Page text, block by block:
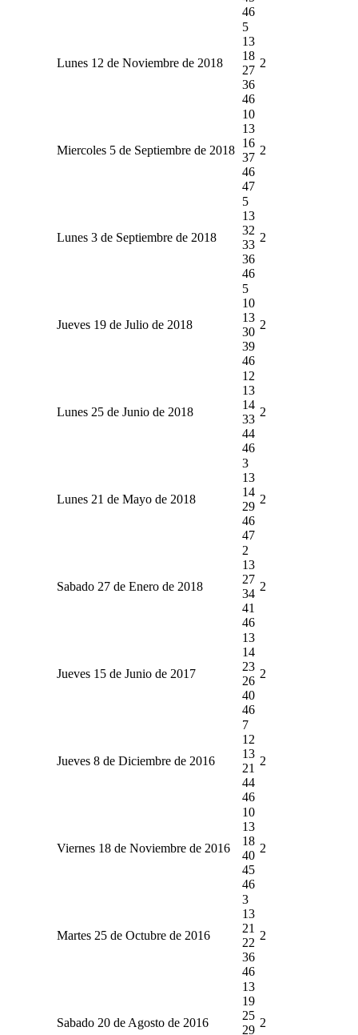
46
Lunes 12 de Noviembre de 2018
5
13
18
27
36
46
2
Miercoles 5 de Septiembre de 2018
10
13
16
37
46
47
2
Lunes 3 de Septiembre de 2018
5
13
32
33
36
46
2
Jueves 19 de Julio de 2018
5
10
13
30
39
46
2
Lunes 25 de Junio de 2018
12
13
14
33
44
46
2
Lunes 21 de Mayo de 2018
3
13
14
29
46
47
2
Sabado 27 de Enero de 2018
2
13
27
34
41
46
2
Jueves 15 de Junio de 2017
13
14
23
26
40
46
2
Jueves 8 de Diciembre de 2016
7
12
13
21
44
46
2
Viernes 18 de Noviembre de 2016
10
13
18
40
45
46
2
Martes 25 de Octubre de 2016
3
13
21
22
36
46
2
Sabado 20 de Agosto de 2016
13
19
25
29
2